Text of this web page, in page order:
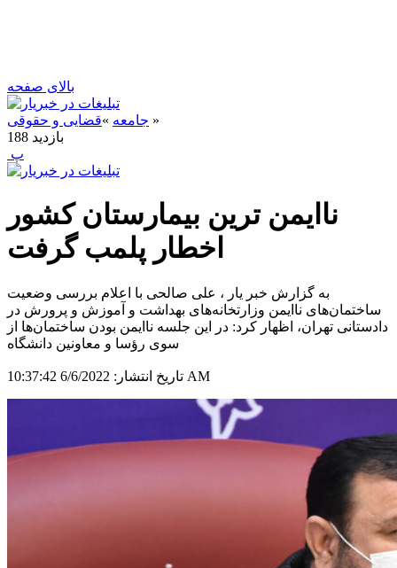
بالای صفحه
جامعه »قضایی و حقوقی
»
188 بازدید
‍ پ
ناایمن ترین بیمارستان کشور
اخطار پلمب گرفت
به گزارش خبر یار ، علی صالحی با اعلام بررسی وضعیت
ساختمان‌های ناایمن وزارتخانه‌های بهداشت و آموزش و پرورش در
دادستانی تهران، اظهار کرد: در این جلسه ناایمن بودن ساختمان‌ها از
سوی رؤسا و معاونین دانشگاه
تاریخ انتشار: 6/6/2022 10:37:42 AM